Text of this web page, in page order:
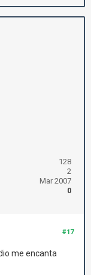
128
2
Mar 2007
0
#17
me encanta